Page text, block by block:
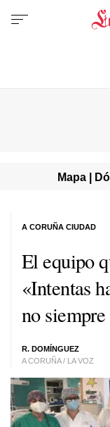
Mapa |
El equipo
«Intentas
no
R. DOMÍNGUEZ
A CORUÑA / LA VOZ
A CORUÑA CIUDAD